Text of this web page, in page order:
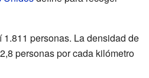
personas. La densidad de
personas por cada kilómetro